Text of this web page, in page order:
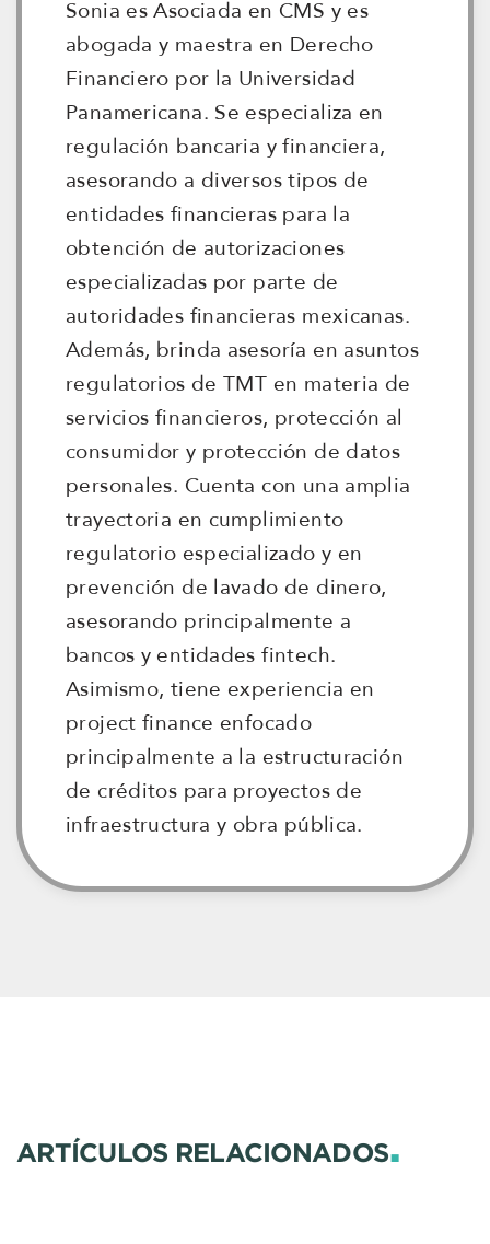
Sonia es Asociada en CMS y es
abogada y maestra en Derecho
Financiero por la Universidad
Panamericana. Se especializa en
regulación bancaria y financiera,
asesorando a diversos tipos de
entidades financieras para la
obtención de autorizaciones
especializadas por parte de
autoridades financieras mexicanas.
Además, brinda asesoría en asuntos
regulatorios de TMT en materia de
servicios financieros, protección al
consumidor y protección de datos
personales. Cuenta con una amplia
trayectoria en cumplimiento
regulatorio especializado y en
prevención de lavado de dinero,
asesorando principalmente a
bancos y entidades fintech.
Asimismo, tiene experiencia en
project finance enfocado
principalmente a la estructuración
de créditos para proyectos de
infraestructura y obra pública.
ARTÍCULOS RELACIONADOS.